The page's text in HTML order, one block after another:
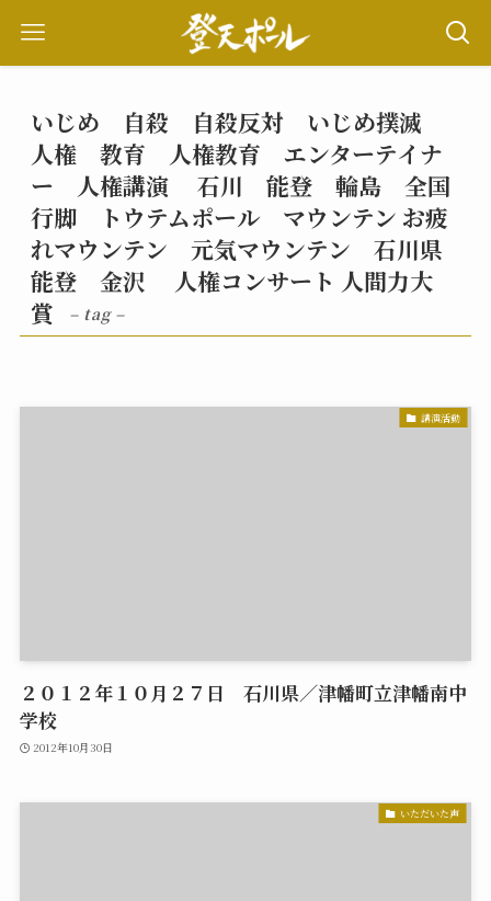
いじめ 自殺 自殺反対 いじめ撲滅
人権 教育 人権教育 エンターテイナ
ー 人権講演 石川 能登 輪島 全国
行脚 トウテムポール マウンテン お疲
れマウンテン 元気マウンテン 石川県
能登 金沢 人権コンサート 人間力大
賞
– tag –
講演活動
２０１２年１０月２７日 石川県／津幡町立津幡南中
学校
2012年10月30日
いただいた声